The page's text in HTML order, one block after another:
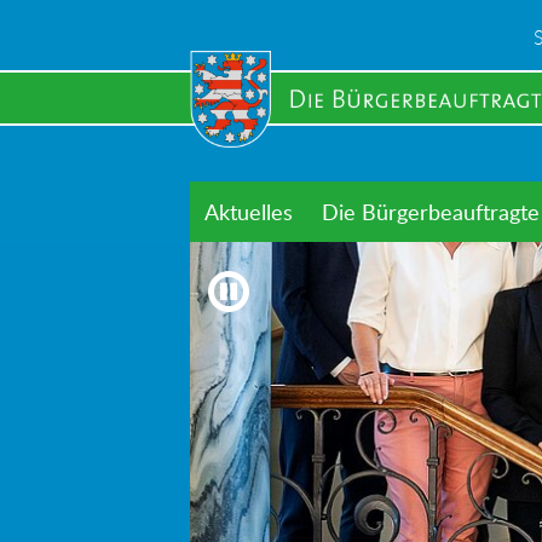
main
Aktuelles Die Bürgerbeauftragte